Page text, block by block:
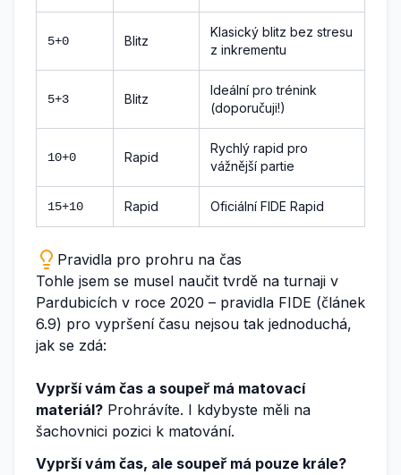
5+0 Blitz
Klasický blitz bez stresu
z inkrementu
5+3 Blitz
Ideální pro trénink
(doporučuji!)
10+0 Rapid
Rychlý rapid pro
vážnější partie
15+10 Rapid Oficiální FIDE Rapid
Pravidla pro prohru na čas
Tohle jsem se musel naučit tvrdě na turnaji v
Pardubicích v roce 2020 – pravidla FIDE (článek
6.9) pro vypršení času nejsou tak jednoduchá,
jak se zdá:
Vyprší vám čas a soupeř má matovací
materiál? Prohrávíte. I kdybyste měli na
šachovnici pozici k matování.
Vyprší vám čas, ale soupeř má pouze krále?